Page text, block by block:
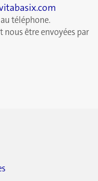
téléphone.
nous être envoyées par